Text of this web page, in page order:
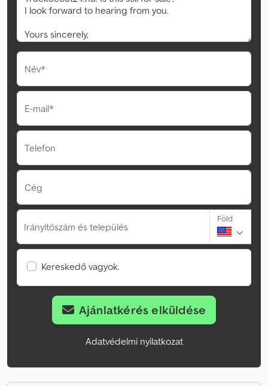
Név*
E-mail*
Telefon
Cég
Irányítószám és település
Föld
Kereskedő vagyok.
Ajánlatkérés elküldése
Adatvédelmi nyilatkozat